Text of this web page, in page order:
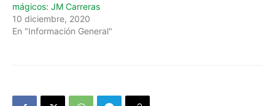
mágicos: JM Carreras
10 diciembre, 2020
En "Información General"